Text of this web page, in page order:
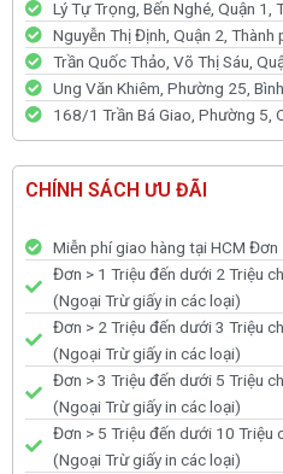
Lý Tự Trọng, Bến Nghé, Quận 1,
Nguyễn Thị Định, Quận 2, Thành
Trần Quốc Thảo, Võ Thị Sáu,
Ung Văn Khiêm, Phường 25,
168/1 Trần Bá Giao, Phường 5,
CHÍNH SÁCH ƯU ĐÃI
Miễn phí giao hàng tại HCM Đơn
Đơn > 1 Triệu đến dưới 2 Triệu
(Ngoại Trừ giấy in các loại)
Đơn > 2 Triệu đến dưới 3 Triệu
(Ngoại Trừ giấy in các loại)
Đơn > 3 Triệu đến dưới 5 Triệu
(Ngoại Trừ giấy in các loại)
Đơn > 5 Triệu đến dưới 10 Triệu
(Ngoại Trừ giấy in các loại)